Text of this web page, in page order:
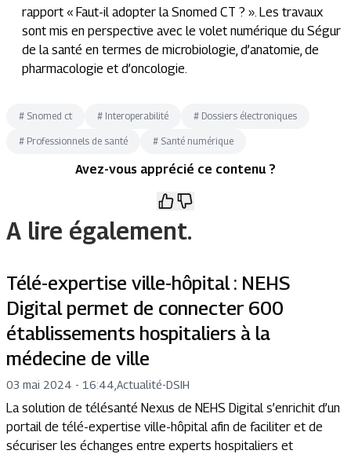
rapport « Faut-il adopter la Snomed CT ? ». Les travaux
sont mis en perspective avec le volet numérique du Ségur
de la santé en termes de microbiologie, d’anatomie, de
pharmacologie et d’oncologie.
# Snomed ct # Interoperabilité # Dossiers électroniques
# Professionnels de santé # Santé numérique
Avez-vous apprécié ce contenu ?
A lire également.
Télé-expertise ville-hôpital : NEHS
Digital permet de connecter 600
établissements hospitaliers à la
médecine de ville
03 mai 2024 - 16:44 Actualité-DSIH
La solution de télésanté Nexus de NEHS Digital s’enrichit d’un
portail de télé-expertise ville-hôpital afin de faciliter et de
sécuriser les échanges entre experts hospitaliers et